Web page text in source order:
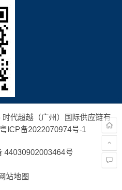
代超越（广州）国际供应链有
粤ICP备2022070974号-1
44030902003464号
网站地图